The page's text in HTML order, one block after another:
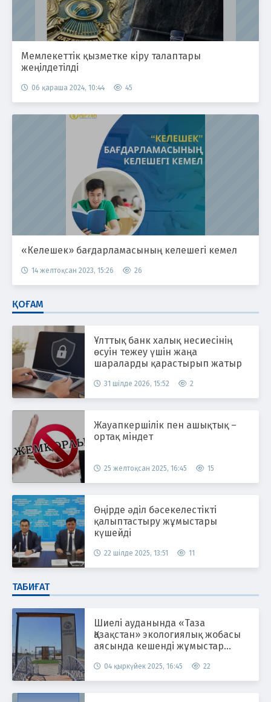
Мемлекеттік қызметке кіру талаптары
жеңілдетілді
06 қараша 2024, 10:44 45
«Келешек» бағдарламасының келешегі кемел
14 желтоқсан 2023, 15:26 26
ҚОҒАМ
Ұлттық банк халық несиесінің
өсуін тежеу үшін жаңа
шараларды қарастырып жатыр
31 шілде 2026, 15:52 2
Жауапкершілік пен ашықтық –
ортақ міндет
25 желтоқсан 2025, 16:45 15
Өңірде әділ бәсекелестікті
қалыптастыру жұмыстары
күшейді
22 шілде 2025, 13:51 11
ТАБИҒАТ
Шиелі ауданында «Таза
Қазақстан» экологиялық жобасы
аясында кешенді жұмыстар
04 қыркүйек 2025, 16:45 22